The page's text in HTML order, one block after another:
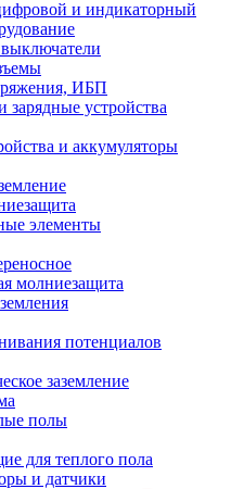
и индикаторный
ИБП
зарядные устройства
и аккумуляторы
элементы
молниезащита
потенциалов
заземление
полы
для теплого пола
и датчики